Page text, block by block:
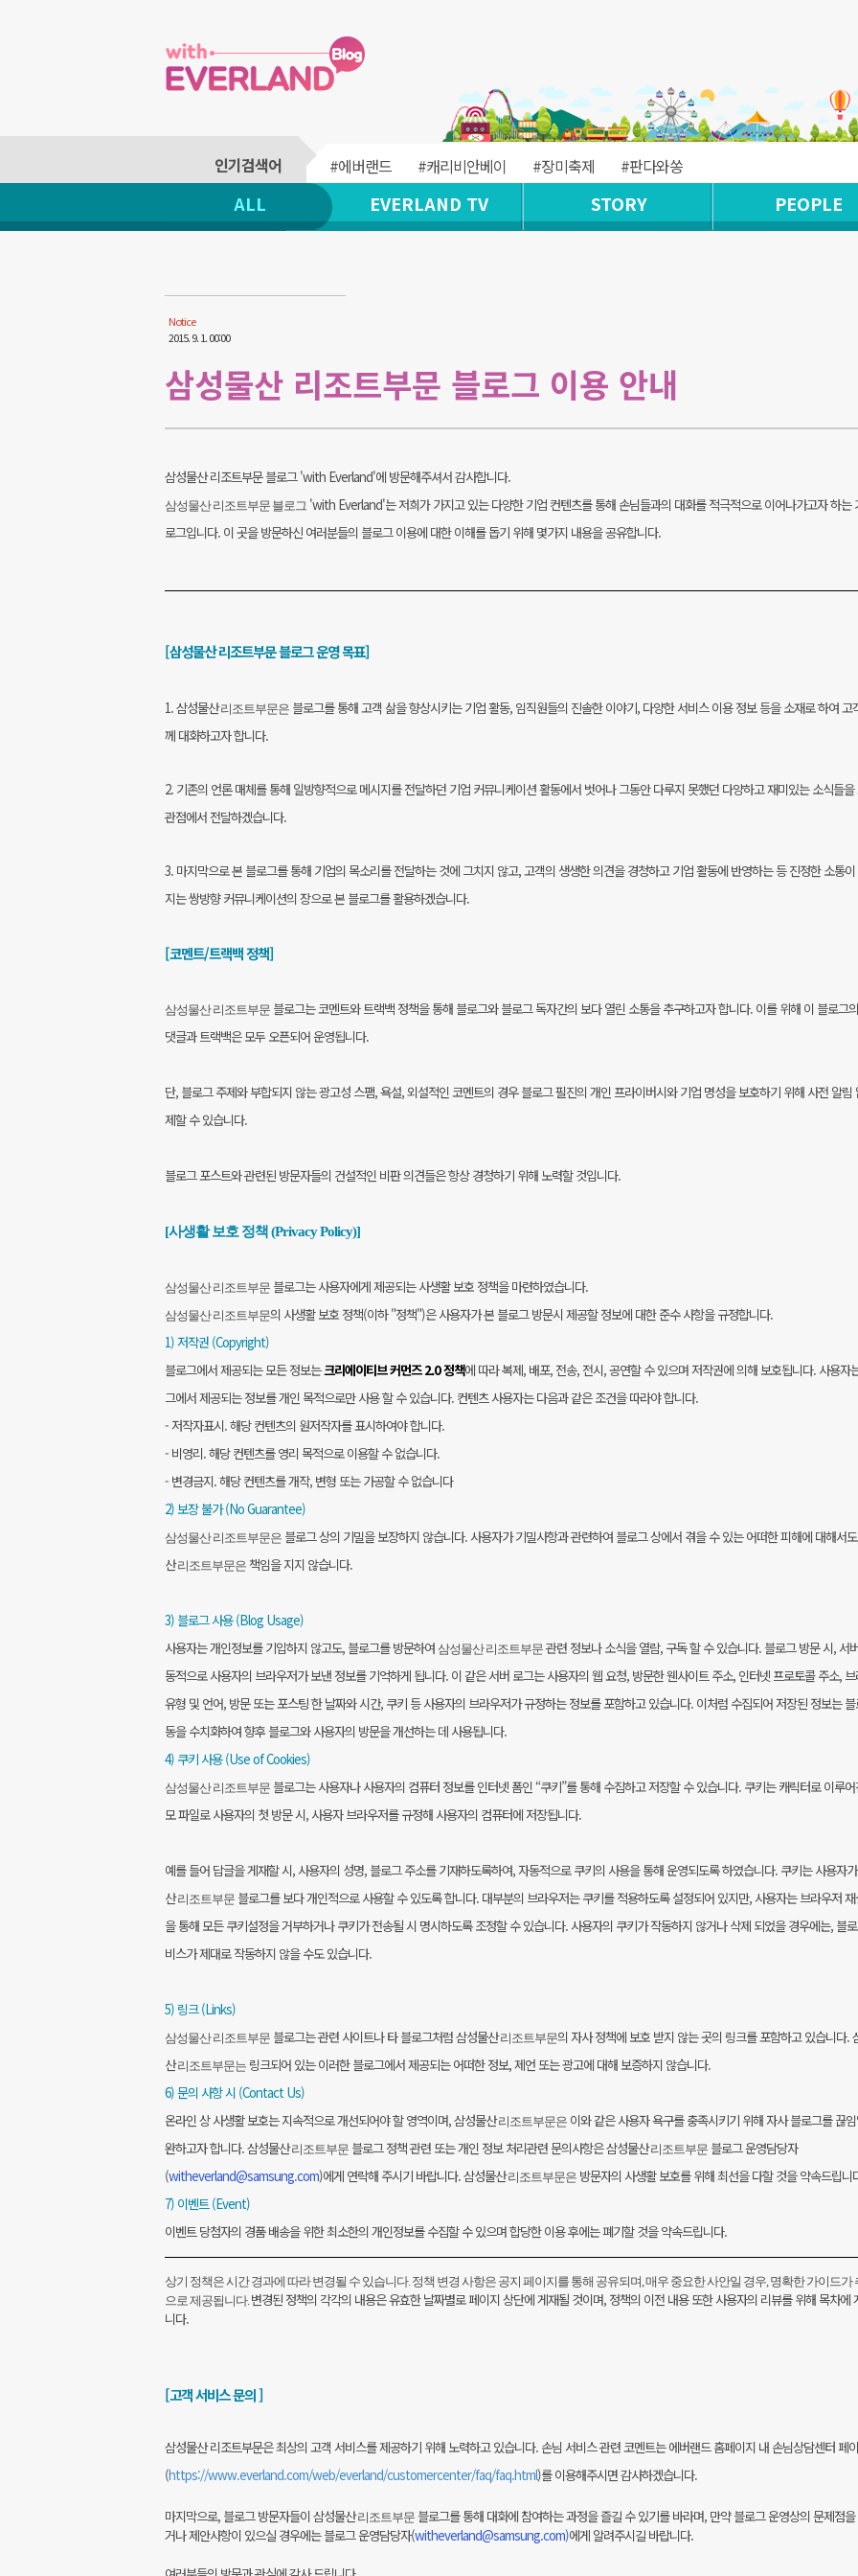
#에버랜드 #캐리비안베이 #장미축제 #판다와쏭
ALL EVERLAND TV STORY PEOPLE
Notice
2015. 9. 1. 00:00
삼성물산 리조트부문 블로그 이용 안내
삼성물산 리조트부문 블로그 'with Everland'에 방문해주셔서 감사합니다.
삼성물산 리조트부문 블로그 'with Everland'는저희가가지고 있는 다양한 기업 컨텐츠를 통해 손님들과의 대화를 적극적으로 이어나가고자 하는
로그입니다. 이 곳을 방문하신 여러분들의 블로그 이용에 대한 이해를 돕기 위해 몇가지 내용을 공유합니다.
[삼성물산 리조트부문 블로그 운영 목표]
1. 삼성물산리조트부문은 블로그를 통해 고객 삶을 향상시키는 기업 활동, 임직원들의 진솔한 이야기, 다양한 서비스 이용 정보 등을 소재로 하여 고
께 대화하고자 합니다.
2. 기존의 언론 매체를 통해 일방향적으로 메시지를 전달하던 기업 커뮤니케이션 활동에서 벗어나그동안다루지 못했던 다양하고 재미있는 소식들을
관점에서 전달하겠습니다.
3. 마지막으로 본 블로그를 통해 기업의 목소리를 전달하는 것에 그치지 않고, 고객의 생생한 의견을경청하고 기업 활동에 반영하는 등 진정한 소통
지는 쌍방향 커뮤니케이션의 장으로 본 블로그를 활용하겠습니다.
[코멘트/트랙백 정책]
삼성물산 리조트부문 블로그는 코멘트와 트랙백 정책을 통해 블로그와 블로그 독자간의 보다 열린 소통을 추구하고자 합니다. 이를 위해 이 블로그
댓글과 트랙백은 모두 오픈되어 운영됩니다.
단, 블로그 주제와 부합되지 않는 광고성 스팸, 욕설, 외설적인 코멘트의 경우 블로그 필진의 개인 프라이버시와 기업 명성을 보호하기 위해 사전 알림
제할 수 있습니다.
블로그 포스트와 관련된 방문자들의 건설적인 비판 의견들은 항상 경청하기 위해 노력할 것입니다.
[사생활 보호 정책 (Privacy Policy)]
삼성물산 리조트부문 블로그는 사용자에게 제공되는 사생활 보호 정책을 마련하였습니다.
삼성물산 리조트부문의 사생활 보호 정책(이하 "정책")은 사용자가 본 블로그 방문시 제공할 정보에 대한 준수 사항을 규정합니다.
1) 저작권 (Copyright)
블로그에서 제공되는 모든 정보는크리에이티브 커먼즈 2.0 정책에 따라 복제, 배포, 전송, 전시, 공연할 수 있으며 저작권에 의해 보호됩니다. 사용자
그에서 제공되는 정보를 개인 목적으로만 사용 할 수 있습니다. 컨텐츠 사용자는 다음과 같은 조건을 따라야 합니다.
- 저작자표시. 해당 컨텐츠의 원저작자를 표시하여야 합니다.
- 비영리. 해당 컨텐츠를 영리 목적으로 이용할 수 없습니다.
- 변경금지. 해당 컨텐츠를 개작, 변형 또는 가공할 수 없습니다
2) 보장 불가 (No Guarantee)
삼성물산 리조트부문은 블로그 상의 기밀을 보장하지 않습니다. 사용자가 기밀사항과 관련하여 블로그 상에서 겪을 수 있는 어떠한 피해에 대해서
산리조트부문은 책임을 지지 않습니다.
3) 블로그 사용 (Blog Usage)
사용자는 개인정보를 기입하지 않고도, 블로그를 방문하여 삼성물산 리조트부문관련 정보나 소식을 열람, 구독 할 수 있습니다. 블로그 방문 시, 서
동적으로 사용자의 브라우저가 보낸 정보를 기억하게 됩니다. 이 같은 서버 로그는 사용자의 웹 요청, 방문한 웬사이트 주소, 인터넷 프로토콜 주소,
유형 및 언어, 방문 또는 포스팅 한 날짜와 시간, 쿠키 등 사용자의 브라우저가 규정하는 정보를 포함하고 있습니다. 이처럼 수집되어 저장된 정보는
동을 수치화하여 향후 블로그와 사용자의 방문을 개선하는 데 사용됩니다.
4) 쿠키 사용 (Use of Cookies)
삼성물산 리조트부문 블로그는 사용자나 사용자의 컴퓨터 정보를 인터넷 폼인 “쿠키”를 통해 수집하고 저장할 수 있습니다. 쿠키는 캐릭터로 이루
모 파일로 사용자의 첫 방문 시, 사용자 브라우저를 규정해 사용자의 컴퓨터에 저장됩니다.
예를 들어 답글을 게재할 시, 사용자의 성명, 블로그 주소를 기재하도록하여, 자동적으로 쿠키의 사용을 통해 운영되도록 하였습니다. 쿠키는 사용자
산리조트부문 블로그를 보다 개인적으로 사용할 수 있도록 합니다. 대부분의 브라우저는 쿠키를 적용하도록 설정되어 있지만, 사용자는 브라우저
을 통해 모든 쿠키설정을 거부하거나 쿠키가 전송될 시 명시하도록 조정할 수 있습니다. 사용자의 쿠키가 작동하지 않거나 삭제 되었을 경우에는, 블
비스가 제대로 작동하지 않을 수도 있습니다.
5) 링크 (Links)
삼성물산 리조트부문 블로그는 관련 사이트나 타 블로그처럼 삼성물산리조트부문의 자사 정책에 보호 받지 않는 곳의 링크를 포함하고 있습니다.
산리조트부문는 링크되어 있는 이러한 블로그에서 제공되는 어떠한 정보, 제언 또는 광고에 대해 보증하지 않습니다.
6) 문의 사항 시 (Contact Us)
온라인 상 사생활 보호는 지속적으로 개선되어야 할 영역이며, 삼성물산리조트부문은 이와 같은 사용자 욕구를 충족시키기 위해 자사 블로그를 끊
완하고자 합니다. 삼성물산리조트부문 블로그 정책 관련 또는 개인 정보 처리관련 문의사항은 삼성물산리조트부문 블로그 운영담당자
(witheverland@samsung.com)에게 연락해 주시기 바랍니다. 삼성물산리조트부문은 방문자의 사생활 보호를 위해 최선을 다할 것을 약속드립니
7) 이벤트 (Event)
이벤트 당첨자의 경품 배송을 위한 최소한의 개인정보를 수집할 수 있으며 합당한 이용 후에는 폐기할 것을 약속드립니다.
상기 정책은 시간 경과에 따라 변경될 수 있습니다. 정책 변경 사항은 공지 페이지를 통해 공유되며, 매우 중요한 사안일 경우, 명확한 가이드가
으로 제공됩니다. 변경된 정책의 각각의 내용은 유효한 날짜별로 페이지 상단에 게재될 것이며, 정책의 이전 내용 또한 사용자의 리뷰를 위해 목차에
니다.
[고객 서비스 문의 ]
삼성물산 리조트부문은최상의 고객 서비스를 제공하기 위해 노력하고 있습니다. 손님 서비스 관련 코멘트는 에버랜드 홈페이지 내 손님상담센터 페
(https://www.everland.com/web/everland/customercenter/faq/faq.html)를 이용해주시면 감사하겠습니다.
마지막으로, 블로그 방문자들이 삼성물산리조트부문 블로그를 통해 대화에 참여하는 과정을 즐길 수 있기를 바라며, 만약 블로그 운영상의 문제점
거나 제안사항이 있으실 경우에는 블로그 운영담당자(witheverland@samsung.com)에게 알려주시길 바랍니다.